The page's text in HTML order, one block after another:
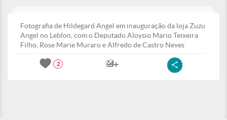
Fotografia de Hildegard Angel em inauguração da loja Zuzu
Angel no Leblon, com o Deputado Aloysio Mario Teixeira
Filho, Rose Marie Muraro e Alfredo de Castro Neves
2